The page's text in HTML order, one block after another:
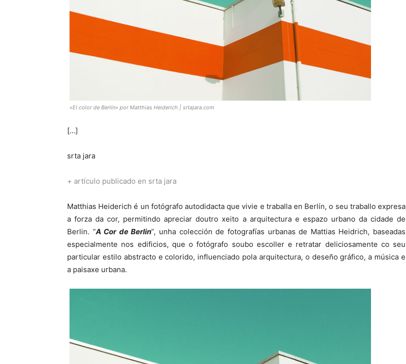
«El color de Berlín» por Matthias Heiderich | srtajara.com
[…]
srta jara
+ artículo publicado en srta jara
Matthias Heiderich é un fotógrafo autodidacta que vivie e traballa en Berlín, o seu traballo expresa
a forza da cor, permitindo apreciar doutro xeito a arquitectura e espazo urbano da cidade de
Berlin. “A Cor de Berlin”, unha colección de fotografías urbanas de Mattias Heidrich, baseadas
especialmente nos edificios, que o fotógrafo soubo escoller e retratar deliciosamente co seu
particular estilo abstracto e colorido, influenciado pola arquitectura, o deseño gráfico, a música e
a paisaxe urbana.